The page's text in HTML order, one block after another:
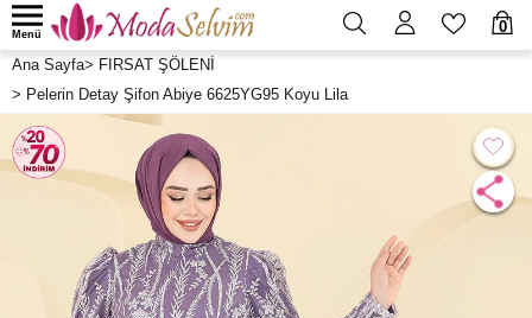
0
Menü
Ana Sayfa> FIRSAT ŞÖLENİ
> Pelerin Detay Şifon Abiye 6625YG95 Koyu Lila